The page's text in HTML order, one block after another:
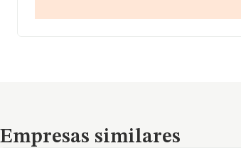
Empresas similares
Empresas similares